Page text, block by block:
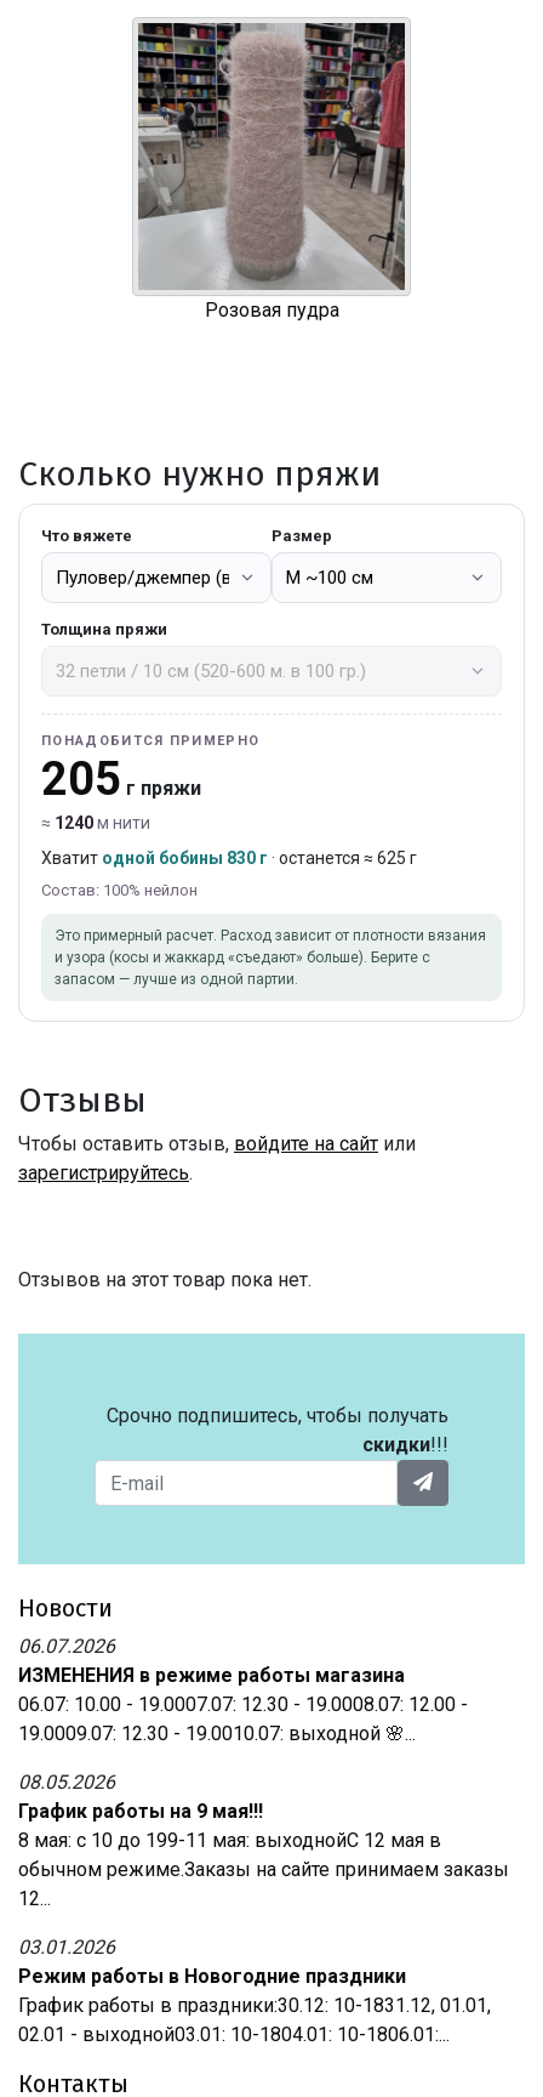
Розовая пудра
Сколько нужно пряжи
Что вяжете Размер
Толщина пряжи
ПОНАДОБИТСЯ ПРИМЕРНО
205 г пряжи
≈ 1240м нити
Хватит одной бобины 830 г · останется ≈ 625 г
Состав: 100% нейлон
Это примерный расчет. Расход зависит от плотности вязания
и узора (косы и жаккард «съедают» больше). Берите с
запасом — лучше из одной партии.
Отзывы
Чтобы оставить отзыв, войдите на сайт или
зарегистрируйтесь.
Отзывов на этот товар пока нет.
Срочно подпишитесь, чтобы получать
скидки!!!
Новости
06.07.2026
ИЗМЕНЕНИЯ в режиме работы магазина
06.07: 10.00 - 19.0007.07: 12.30 - 19.0008.07: 12.00 -
19.0009.07: 12.30 - 19.0010.07: выходной 🌸...
08.05.2026
График работы на 9 мая!!!
8 мая: с 10 до 199-11 мая: выходнойС 12 мая в
обычном режиме.Заказы на сайте принимаем заказы
12...
03.01.2026
Режим работы в Новогодние праздники
График работы в праздники:30.12: 10-1831.12, 01.01,
02.01 - выходной03.01: 10-1804.01: 10-1806.01:...
Контакты